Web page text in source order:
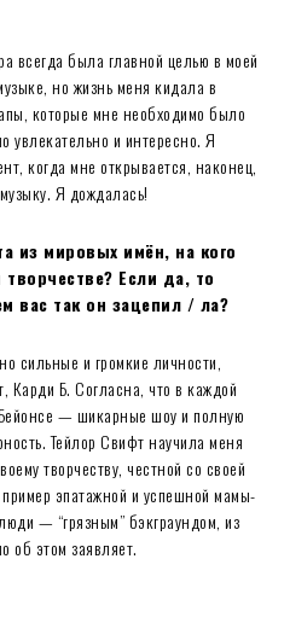
всегда была главной целью в моей
но жизнь меня кидала в
которые мне необходимо было
увлекательно и интересно. Я
когда мне открывается, наконец,
Я дождалась!
из мировых имён, на кого
Если да, то
вас так он зацепил / ла?
сильные и громкие личности,
Карди Б. Согласна, что в каждой
— шикарные шоу и полную
Тейлор Свифт научила меня
творчеству, честной со своей
эпатажной и успешной мамы-
— “грязным” бэкграундом, из
об этом заявляет.